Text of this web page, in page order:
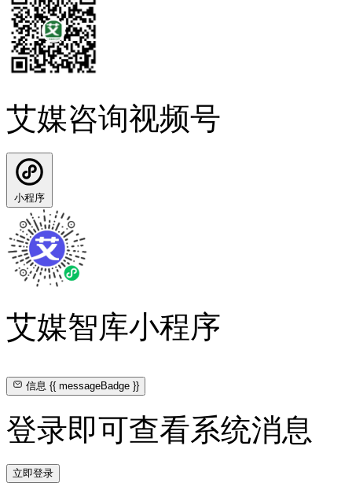
艾媒咨询视频号
小程序
艾媒智库小程序
信息{{ messageBadge }}
登录即可查看系统消息
立即登录